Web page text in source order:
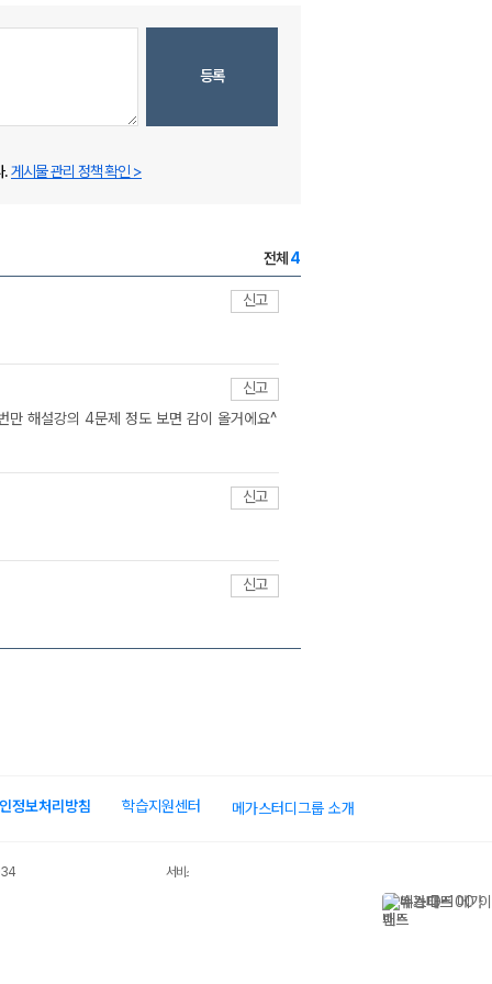
등록
.게시물 관리 정책 확인 >
전체 4
신고
신고
만 해설강의 4문제 정도 보면 감이 올거에요^
신고
신고
정보처리방침 학습지원센터 메가스터디그룹 소개
서비스 가입사실 확인